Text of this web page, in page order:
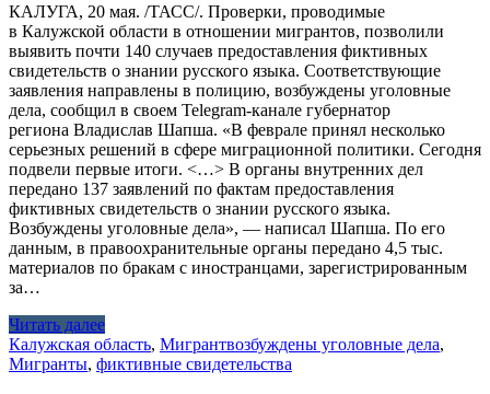
КАЛУГА, 20 мая. /ТАСС/. Проверки, проводимые
в Калужской области в отношении мигрантов, позволили
выявить почти 140 случаев предоставления фиктивных
свидетельств о знании русского языка. Соответствующие
заявления направлены в полицию, возбуждены уголовные
дела, сообщил в своем Telegram-канале губернатор
региона Владислав Шапша. «В феврале принял несколько
серьезных решений в сфере миграционной политики. Сегодня
подвели первые итоги. <…> В органы внутренних дел
передано 137 заявлений по фактам предоставления
фиктивных свидетельств о знании русского языка.
Возбуждены уголовные дела», — написал Шапша. По его
данным, в правоохранительные органы передано 4,5 тыс.
материалов по бракам с иностранцами, зарегистрированным
за…
Читать далее
Калужская область, Мигрантвозбуждены уголовные дела,
Мигранты, фиктивные свидетельства